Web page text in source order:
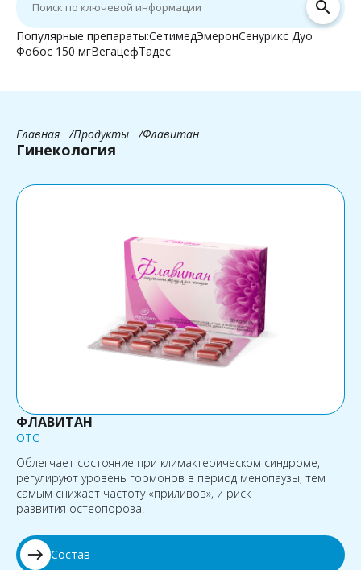
search
Популярные препараты:СетимедЭмеронСенурикс Дуо
Фобос 150 мгВегацефТадес
Гинекология
Главная Продукты Флавитан
ФЛАВИТАН
OTC
Облегчает состояние при климактерическом синдроме,
регулируют уровень гормонов в период менопаузы, тем
самым снижает частоту «приливов», и риск
развития остеопороза.
east Состав